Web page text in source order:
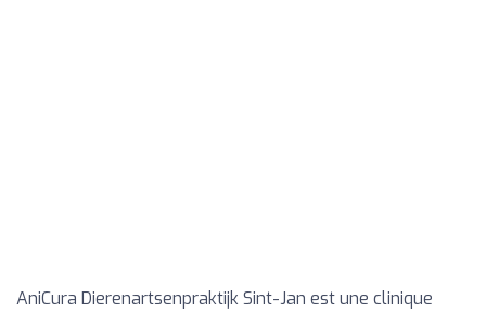
AniCura Dierenartsenpraktijk Sint-Jan est une clinique